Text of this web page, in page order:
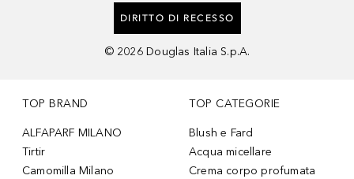
DIRITTO DI RECESSO
© 2026 Douglas Italia S.p.A.
TOP BRAND
ALFAPARF MILANO
Tirtir
Camomilla Milano
TOP CATEGORIE
Blush e Fard
Acqua micellare
Crema corpo profumata